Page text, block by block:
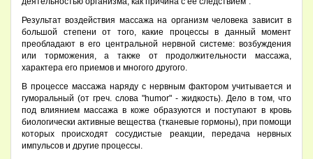
Результат воздействия массажа на организм человека зависит в
большой степени от того, какие процессы в данный момент
преобладают в его центральной нервной системе: возбуждения
или торможения, а также от продолжительности массажа,
характера его приемов и многого другого.
В процессе массажа наряду с нервным фактором учитывается и
гуморальный (от греч. слова "humor" - жидкость). Дело в том, что
под влиянием массажа в коже образуются и поступают в кровь
биологически активные вещества (тканевые гормоны), при помощи
которых происходят сосудистые реакции, передача нервных
импульсов и другие процессы.